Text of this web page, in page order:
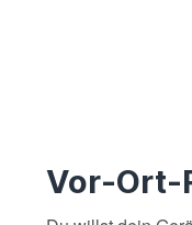
Vor-Ort-